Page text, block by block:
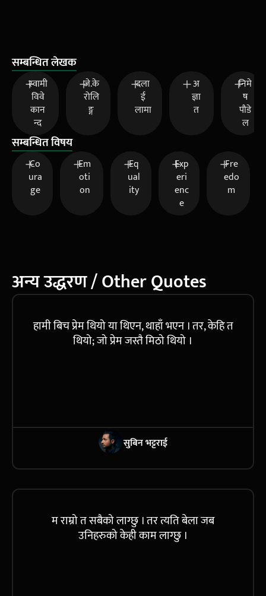
सम्बन्धित लेखक
स्वामी
विवे
कान
न्द
जे.के
रोलि
ङ्ग
दला
ई
लामा
अ
ज्ञा
त
निमे
ष
पौडे
ल
सम्बन्धित विषय
Co
ura
ge
Em
oti
on
Eq
ual
ity
Exp
eri
enc
e
Fre
edo
m
अन्य उद्धरण / Other Quotes
हामी बिच प्रेम थियो या थिएन, थाहाँ भएन । तर, केहि त
थियो; जो प्रेम जस्तै मिठो थियो ।
सुबिन भट्टराई
म राम्रो त सबैको लाग्छु । तर त्यति बेला जब
उनिहरुको केही काम लाग्छु ।